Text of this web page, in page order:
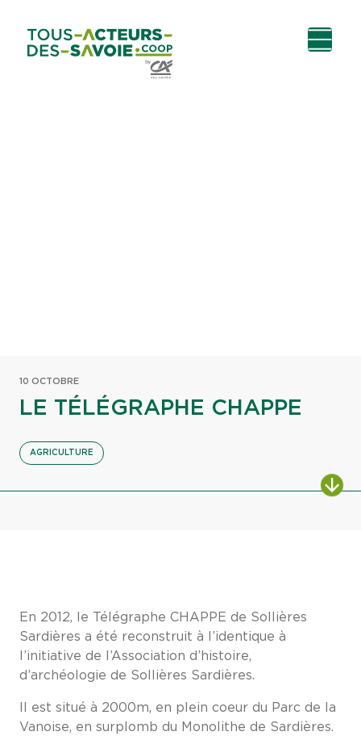
contenu
principal
10 OCTOBRE
LE TÉLÉGRAPHE CHAPPE
AGRICULTURE
En 2012, le Télégraphe CHAPPE de Sollières
Sardières a été reconstruit à l’identique à
l’initiative de l’Association d’histoire,
d’archéologie de Sollières Sardières.
Il est situé à 2000m, en plein coeur du Parc de la
Vanoise, en surplomb du Monolithe de Sardières.